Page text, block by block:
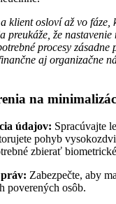
klient osloví až vo fáze,
preukáže, že nastavenie
procesy zásadne
aj organizačne
na
údajov: Spracúvajte
pohyb
zbierať
Zabezpečte, aby
poverených osôb.